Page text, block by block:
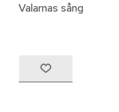
Valarnas sång